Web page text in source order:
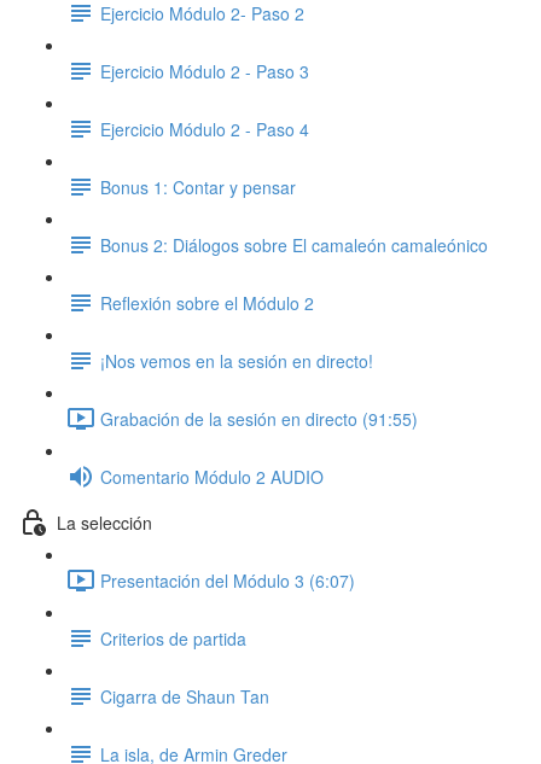
Ejercicio Módulo 2- Paso 2
Ejercicio Módulo 2 - Paso 3
Ejercicio Módulo 2 - Paso 4
Bonus 1: Contar y pensar
Bonus 2: Diálogos sobre El camaleón camaleónico
Reflexión sobre el Módulo 2
¡Nos vemos en la sesión en directo!
Grabación de la sesión en directo (91:55)
Comentario Módulo 2 AUDIO
La selección
Presentación del Módulo 3 (6:07)
Criterios de partida
Cigarra de Shaun Tan
La isla, de Armin Greder